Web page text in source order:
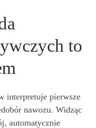
to
interpretuje pierwsze
nawozu. Widząc
automatycznie